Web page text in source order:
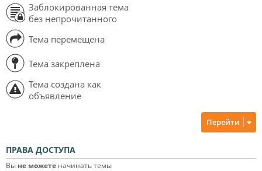
Заблокированная тема
без непрочитанного
Тема перемещена
Тема закреплена
Тема создана как
объявление
Перейти
ПРАВА ДОСТУПА
Вы не можете начинать темы